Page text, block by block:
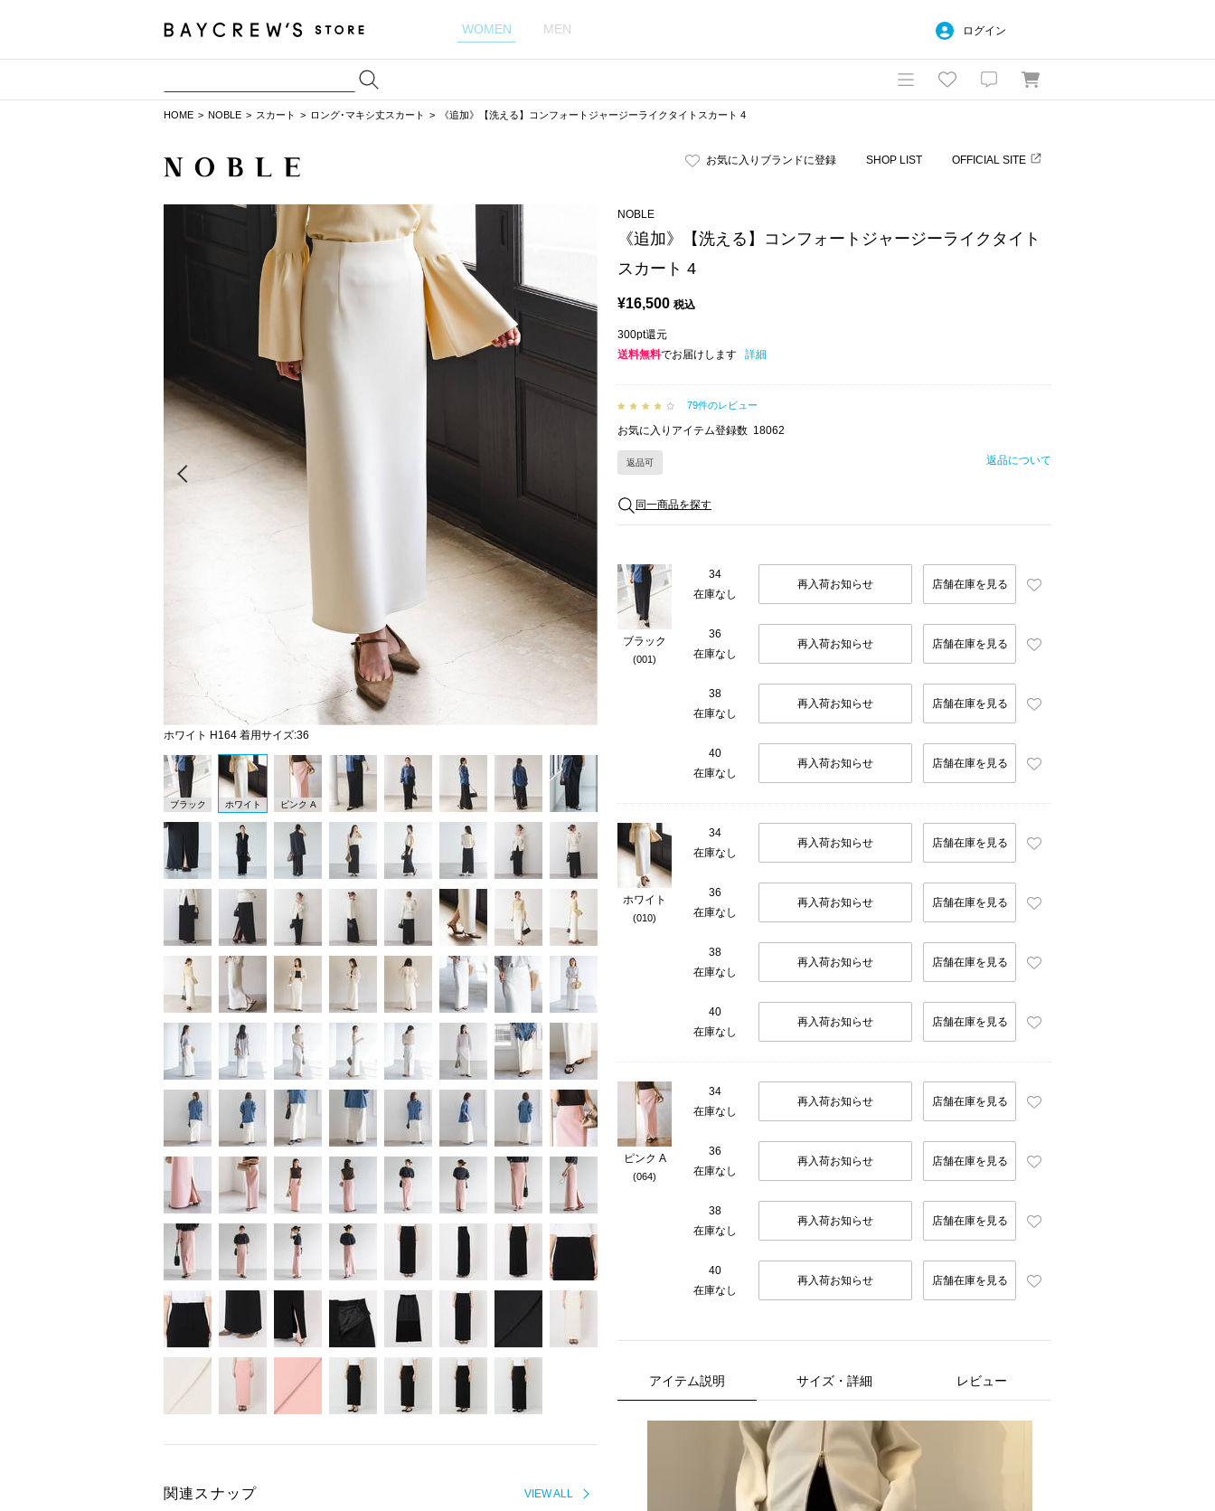
WOMEN MEN ログイン
HOME NOBLE スカート ロング･マキシ丈スカート 《追加》【洗える】コンフォートジャージーライクタイトスカート 4
お気に入りブランドに登録 SHOP LIST OFFICIAL SITE
ホワイト H164 着用サイズ:36
ブラック ホワイト ピンク A
VIEW ALL
関連スナップ
NOBLE
《追加》【洗える】コンフォートジャージーライクタイト
スカート 4
¥16,500 税込
300pt還元
送料無料でお届けします 詳細
79件のレビュー
お気に入りアイテム登録数 18062
返品可 返品について
同一商品を探す
ブラック
(001)
34
在庫なし
再入荷お知らせ 店舗在庫を見る
36
在庫なし
再入荷お知らせ 店舗在庫を見る
38
在庫なし
再入荷お知らせ 店舗在庫を見る
40
在庫なし
再入荷お知らせ 店舗在庫を見る
ホワイト
(010)
34
在庫なし
再入荷お知らせ 店舗在庫を見る
36
在庫なし
再入荷お知らせ 店舗在庫を見る
38
在庫なし
再入荷お知らせ 店舗在庫を見る
40
在庫なし
再入荷お知らせ 店舗在庫を見る
ピンク A
(064)
34
在庫なし
再入荷お知らせ 店舗在庫を見る
36
在庫なし
再入荷お知らせ 店舗在庫を見る
38
在庫なし
再入荷お知らせ 店舗在庫を見る
40
在庫なし
再入荷お知らせ 店舗在庫を見る
アイテム説明 サイズ・詳細 レビュー